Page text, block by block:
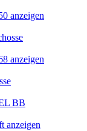
anzeigen
anzeigen
BB
anzeigen